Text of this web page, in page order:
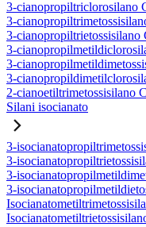
3-cianopropiltriclorosilano
3-
3-
3-
3-
3-
2-cianoetiltrimetossisilano
Silani isocianato
3-
3-
3-
3-